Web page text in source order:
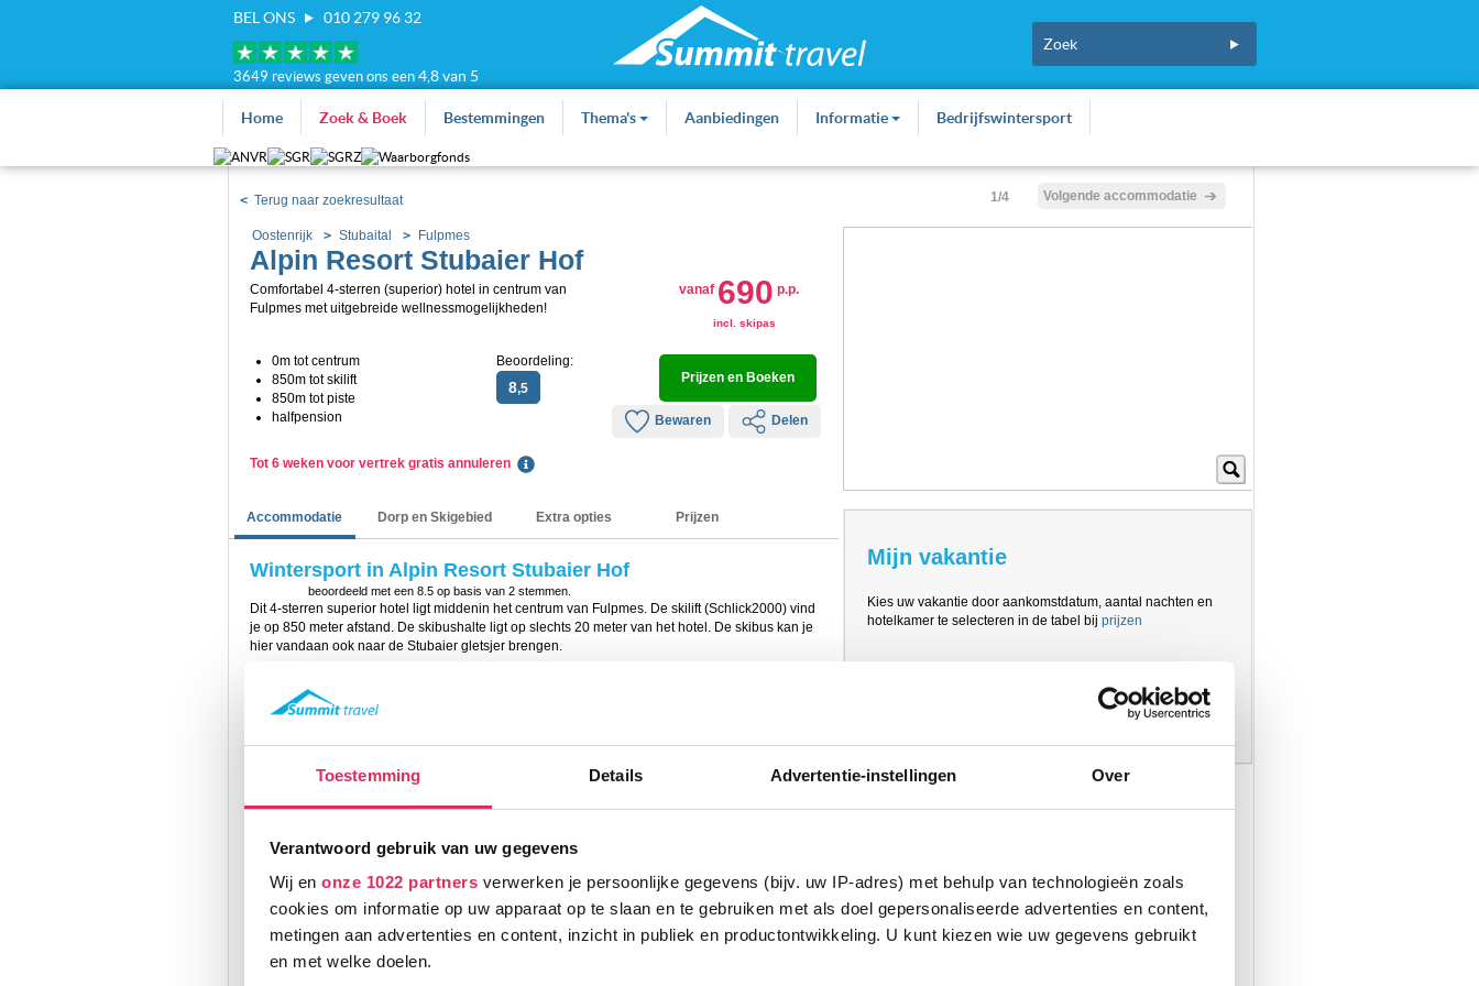
Toestemming Details Advertentie-instellingen Over
Verantwoord gebruik van uw gegevens
Wij en onze 1022 partners verwerken je persoonlijke gegevens (bijv. uw IP-adres) met behulp van technologieën zoals
cookies om informatie op uw apparaat op te slaan en te gebruiken met als doel gepersonaliseerde advertenties en content,
metingen aan advertenties en content, inzicht in publiek en productontwikkeling. U kunt kiezen wie uw gegevens gebruikt
en met welke doelen.
BEL ONS 010 279 96 32
3649 reviews geven ons een 4,8 van 5
Home Zoek & Boek Bestemmingen Thema's Aanbiedingen Informatie Bedrijfswintersport
<Terug naar zoekresultaat Volgende accommodatie
1/4
Oostenrijk Stubaital Fulpmes
Alpin Resort Stubaier Hof
Comfortabel 4-sterren (superior) hotel in centrum van
Fulpmes met uitgebreide wellnessmogelijkheden!
vanaf 690 p.p.
incl. skipas
0m tot centrum
850m tot skilift
850m tot piste
halfpension
Prijzen en Boeken
Bewaren Delen
Beoordeling:
8,5
Tot 6 weken voor vertrek gratis annuleren
Accommodatie Dorp en Skigebied Extra opties Prijzen
Wintersport in Alpin Resort Stubaier Hof
beoordeeld met een 8.5op basis van 2stemmen.
Dit 4-sterren superior hotel ligt middenin het centrum van Fulpmes. De skilift (Schlick2000) vind
je op 850 meter afstand. De skibushalte ligt op slechts 20 meter van het hotel. De skibus kan je
hier vandaan ook naar de Stubaier gletsjer brengen.
lobby, lift, restaurant, bar, terras, verwarmde skiberging met skischoendroger, parkeerkplaatsen
en gratis Wi-Fi. Daarnaast beschikt het hotel over een uitgebreide wellness (1800m²) met o.a.
maken van een solarium en je kunt diverse massages en behandelingen bijboeken.
Summit Travel biedt de volgende kamertypes aan: 1/2-persoonskamers (22m2), 2-
persoonsfamiliekamers slapen de 3e en 4e persoon op een eenpersoonsbed. De 1/2-
persoonskamer is geschikt voor max. 1 volwassene + 1 kind van max. 15 jaar.
Het verblijf in Alpin Resort Stubaier Hofis op basis van halfpension plus. ’s Ochtends geniet je
van een uitgebreid ontbijtbuffet, in de middag een lichte lunch (soep en salade) en van 15.30-
16.30 de afternoon snack en ’s avonds van een 5-gangendiner met keuze en saladebuffet.
Tevens worden hier thema-avonden georganiseerd.
Mijn vakantie
Kies uw vakantie door aankomstdatum, aantal nachten en
hotelkamer te selecteren in de tabel bijprijzen